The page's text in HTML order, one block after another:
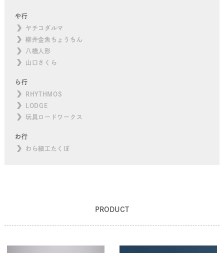
や行
ヤチコダルマ
柳井金魚ちょうちん
八橋人形
山口さくら
ら行
RHYTHMOS
LODGE
玩具ロードワークス
わ行
わら細工たくぼ
PRODUCT